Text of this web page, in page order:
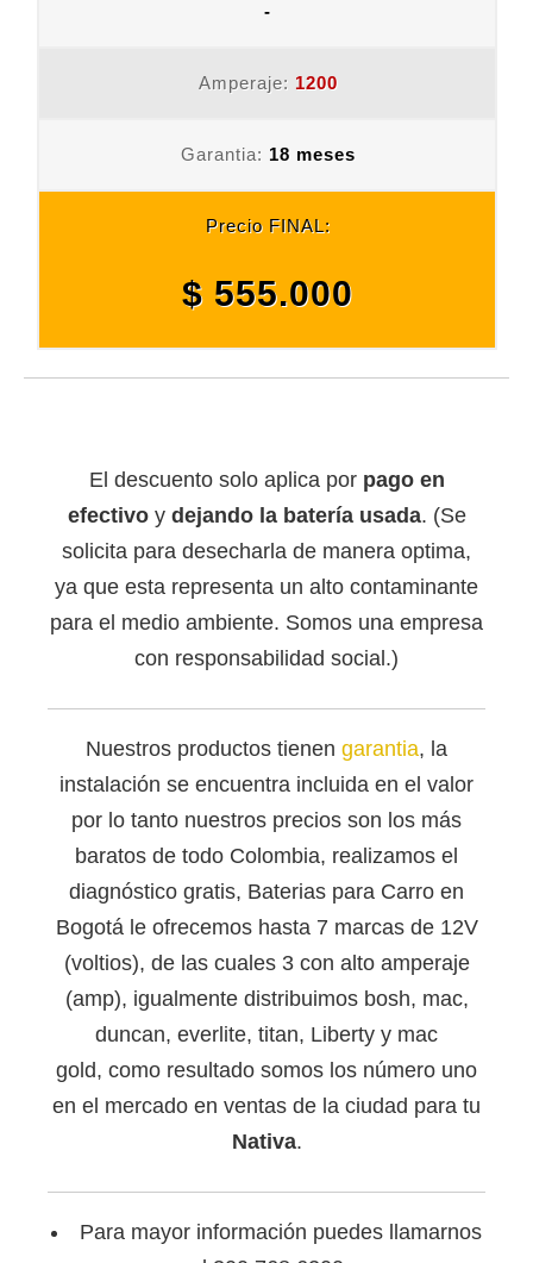
-
Amperaje: 1200
Garantia: 18 meses
Precio FINAL:
$ 555.000
El descuento solo aplica por pago en
efectivoy dejando la batería usada. (Se
solicita para desecharla de manera optima,
ya que esta representa un alto contaminante
para el medio ambiente. Somos una empresa
con responsabilidad social.)
Nuestros productos tienen garantia, la
instalación se encuentra incluida en el valor
por lo tanto nuestros precios son los más
baratos de todo Colombia, realizamos el
diagnóstico gratis, Baterias para Carro en
Bogotá le ofrecemos hasta 7 marcas de 12V
(voltios), de las cuales 3 con alto amperaje
(amp), igualmente distribuimos bosh, mac,
duncan, everlite, titan, Liberty y mac
gold, como resultado somos los número uno
en el mercado en ventas de la ciudad para tu
Nativa.
Para mayor información puedes llamarnos